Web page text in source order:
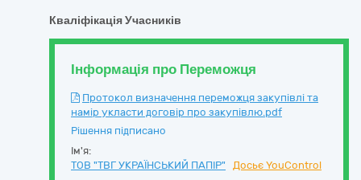
Кваліфікація Учасників
Інформація про Переможця
Протокол визначення переможця закупівлі та
намір укласти договір про закупівлю.pdf
Рішення підписано
Ім'я:
ТОВ "ТВГ УКРАЇНСЬКИЙ ПАПІР"
Досьє YouControl